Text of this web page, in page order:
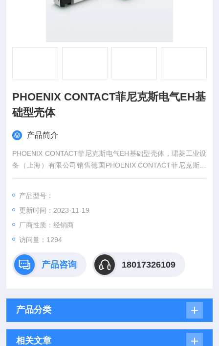
PHOENIX CONTACT菲尼克斯电气EH基
础型壳体
产品简介
PHOENIX CONTACT菲尼克斯电气EH基础型壳体，珺菱工业设
备（上海）有限公司销售德国PHOENIX CONTACT菲尼克斯电
气全系列产品，部分菲尼克斯型号库存现货，价格好，PHOENI
产品型号：
更新时间：2023-11-19
厂商性质：经销商
访问量：1294
产品咨询 18017326109
产品分类
相关文章